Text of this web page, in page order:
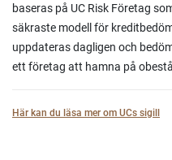
baseras på UC Risk Företag
säkraste modell för
uppdateras dagligen och
ett företag att hamna på
Här kan du läsa mer om UCs sigill